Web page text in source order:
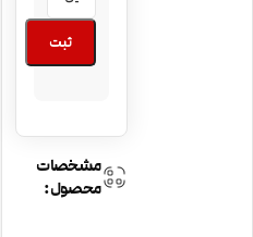
ثبت
مشخصات
محصول: